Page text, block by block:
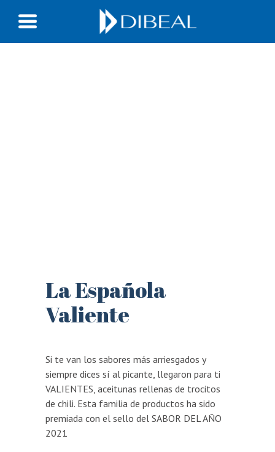
La Española
Valiente
Si te van los sabores más arriesgados y
siempre dices sí al picante, llegaron para ti
VALIENTES, aceitunas rellenas de trocitos
de chili. Esta familia de productos ha sido
premiada con el sello del SABOR DEL AÑO
2021